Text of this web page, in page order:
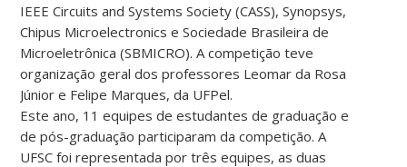
IEEE Circuits and Systems Society (CASS), Synopsys,
Chipus Microelectronics e Sociedade Brasileira de
Microeletrônica (SBMICRO). A competição teve
organização geral dos professores Leomar da Rosa
Júnior e Felipe Marques, da UFPel.
Este ano, 11 equipes de estudantes de graduação e
de pós-graduação participaram da competição. A
UFSC foi representada por três equipes, as duas